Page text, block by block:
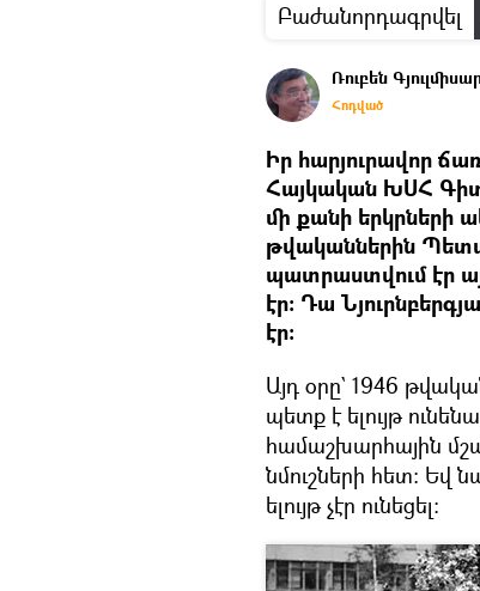
Բաժանորդագրվել
Ռուբեն
Հոդված
Իր հարյուրավոր
Հայկական ԽՍՀ
մի քանի երկրների
թվականներին
պատրաստվում էր
էր։ Դա
էր։
Այդ օրը` 1946
պետք է ելույթ
համաշխարհային
նմուշների հետ։ Եվ
ելույթ չէր ունեցել։